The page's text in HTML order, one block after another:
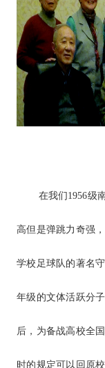
在我们1956级
高但是弹跳力奇强
学校足球队的著名
年级的文体活跃分
后，为备战高校全
时的规定可以回原